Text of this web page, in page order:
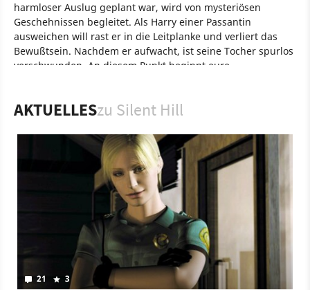
harmloser Auslug geplant war, wird von mysteriösen
Geschehnissen begleitet. Als Harry einer Passantin
ausweichen will rast er in die Leitplanke und verliert das
Bewußtsein. Nachdem er aufwacht, ist seine Tocher spurlos
verschwunden. An diesem Punkt beginnt eure
Spiel PlayStation PlayStation Adventure
AKTUELLESzu Silent Hill
21 3